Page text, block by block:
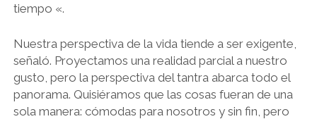
tiempo «.
Nuestra perspectiva de la vida tiende a ser exigente,
señaló. Proyectamos una realidad parcial a nuestro
gusto, pero la perspectiva del tantra abarca todo el
panorama. Quisiéramos que las cosas fueran de una
sola manera: cómodas para nosotros y sin fin, pero